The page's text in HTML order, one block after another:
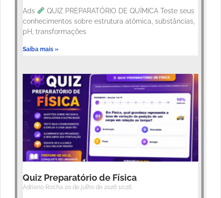
Ads
QUIZ PREPARATÓRIO DE QUÍMICA Teste seus
conhecimentos sobre estrutura atômica, substâncias,
pH, transformações
Saiba mais »
Quiz Preparatório de Física
Adriano Rocha 20 de julho de 2026 10:26